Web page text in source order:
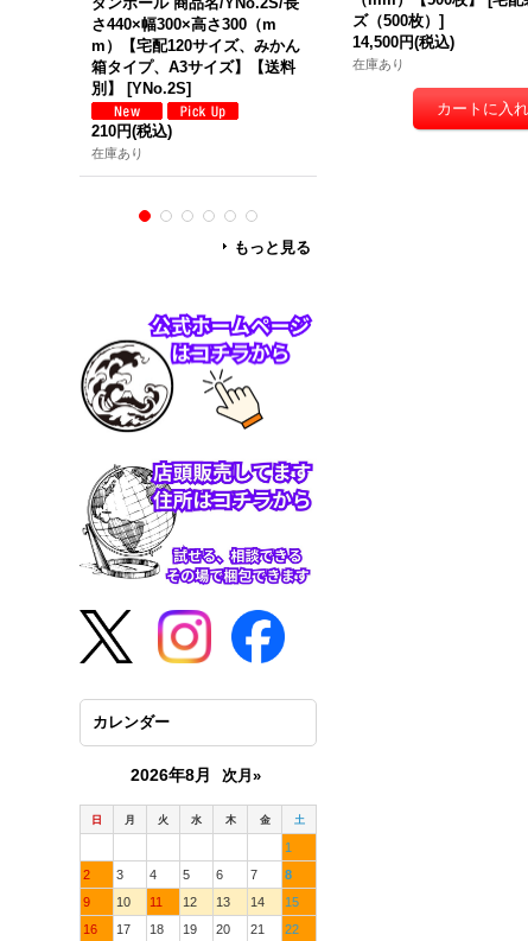
さ440×幅300×高さ300（m
m）【宅配120サイズ、みかん
箱タイプ、A3サイズ】【送料
別】
[YNo.2S]
210円(税込)
在庫あり
長さ440mm×幅300×高さ300
（mm）【宅配120サイズ、海
外発送用・重量物発送用、ダ
ブルカートン（K5/W）、厚
8mm】【送料別】 [ Y
もっと見る
カレンダー
2026年8月 次月»
日 月 火 水 木 金 土
1
2
3 4 5 6 7
8
9
10 11 12 13 14
15
16
17 18 19 20 21
22
ズ（500枚）]
14,500円(税込)
在庫あり